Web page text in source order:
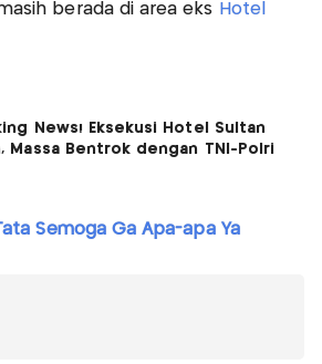
berada di area eks Hotel
News! Eksekusi Hotel Sultan
Massa Bentrok dengan TNI-Polri
Semoga Ga Apa-apa Ya